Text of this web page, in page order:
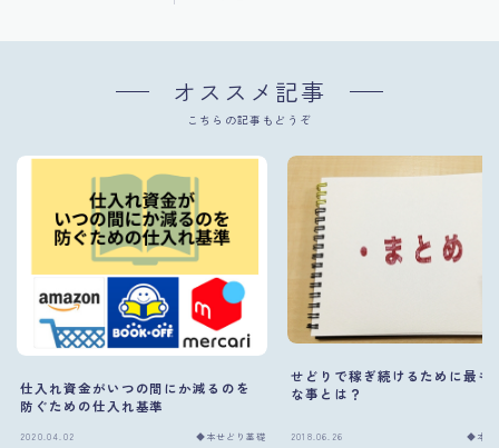
オススメ記事
こちらの記事もどうぞ
仕入れ資金がいつの間にか減るのを
防ぐための仕入れ基準
2020.04.02 ◆本せどり基礎
せどりで稼ぎ続けるために最も
な事とは？
2018.06.26 ◆本せ